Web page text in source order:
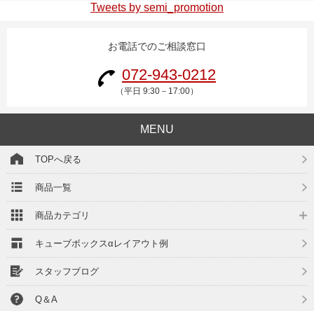
Tweets by semi_promotion
お電話でのご相談窓口
072-943-0212
（平日 9:30－17:00）
MENU
TOPへ戻る
商品一覧
商品カテゴリ
キューブボックスαレイアウト例
スタッフブログ
Q＆A